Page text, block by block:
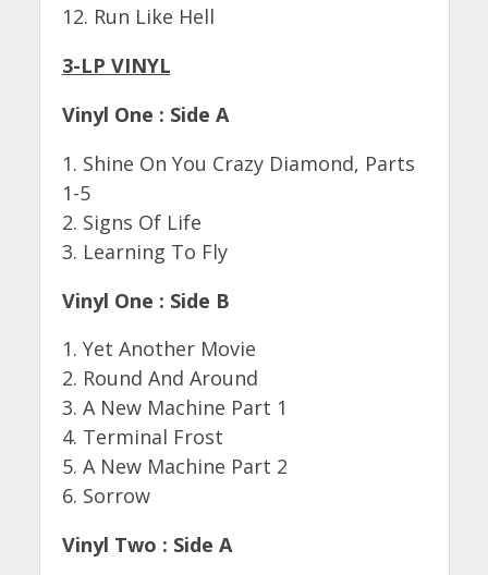
12. Run Like Hell
3-LP VINYL
Vinyl One : Side A
1. Shine On You Crazy Diamond, Parts
1-5
2. Signs Of Life
3. Learning To Fly
Vinyl One : Side B
1. Yet Another Movie
2. Round And Around
3. A New Machine Part 1
4. Terminal Frost
5. A New Machine Part 2
6. Sorrow
Vinyl Two : Side A